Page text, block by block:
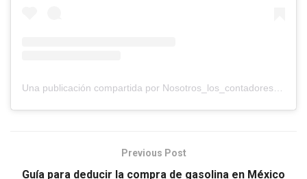
Previous Post
Guía para deducir la compra de gasolina en México